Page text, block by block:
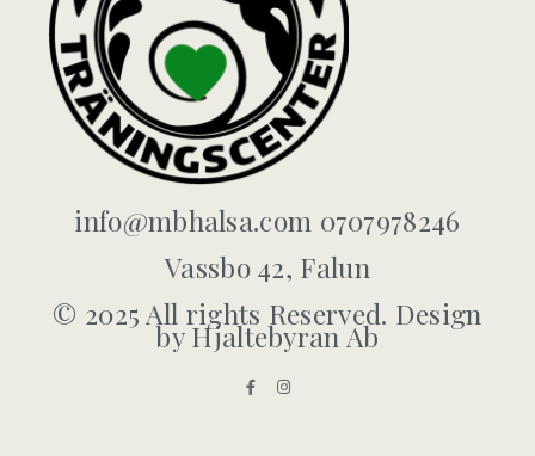
info@mbhalsa.com 0707978246
Vassbo 42, Falun
© 2025 All rights Reserved. Design
by Hjaltebyran Ab